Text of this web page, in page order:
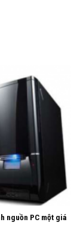
nguồn PC một giá